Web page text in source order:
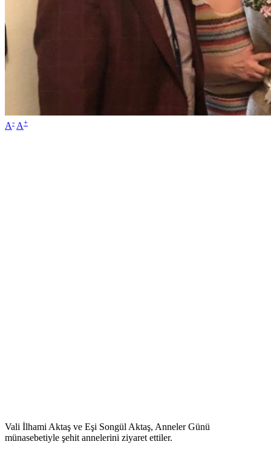
A- A+
Vali İlhami Aktaş ve Eşi Songül Aktaş, Anneler Günü
münasebetiyle şehit annelerini ziyaret ettiler.